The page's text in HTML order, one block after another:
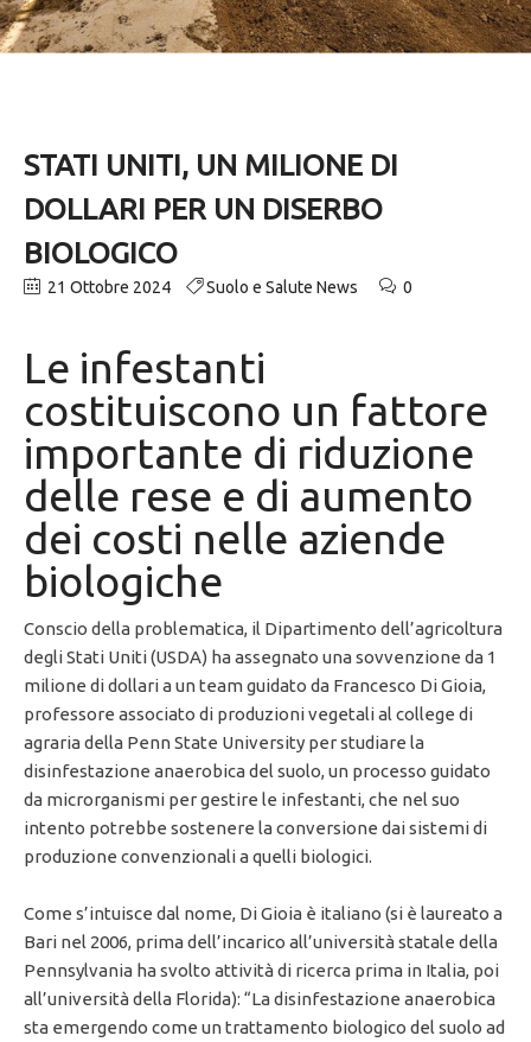
STATI UNITI, UN MILIONE DI
DOLLARI PER UN DISERBO
BIOLOGICO
21 Ottobre 2024 Suolo e Salute News 0
Le infestanti
costituiscono un fattore
importante di riduzione
delle rese e di aumento
dei costi nelle aziende
biologiche
Conscio della problematica, il Dipartimento dell’agricoltura
degli Stati Uniti (USDA) ha assegnato una sovvenzione da 1
milione di dollari a un team guidato da Francesco Di Gioia,
professore associato di produzioni vegetali al college di
agraria della Penn State University per studiare la
disinfestazione anaerobica del suolo, un processo guidato
da microrganismi per gestire le infestanti, che nel suo
intento potrebbe sostenere la conversione dai sistemi di
produzione convenzionali a quelli biologici.
Come s’intuisce dal nome, Di Gioia è italiano (si è laureato a
Bari nel 2006, prima dell’incarico all’università statale della
Pennsylvania ha svolto attività di ricerca prima in Italia, poi
all’università della Florida): “La disinfestazione anaerobica
sta emergendo come un trattamento biologico del suolo ad